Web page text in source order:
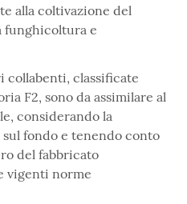
alla coltivazione del
funghicoltura e
collabenti, classificate
F2, sono da assimilare al
considerando la
fondo e tenendo conto
del fabbricato
vigenti norme